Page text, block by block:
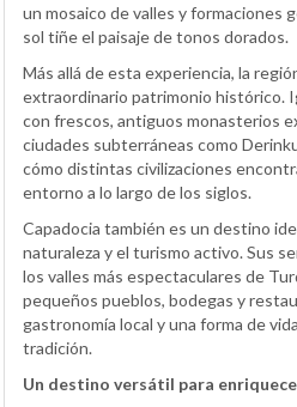
un mosaico de valles y formaciones
sol tiñe el paisaje de tonos dorados.
Más allá de esta experiencia, la
extraordinario patrimonio histórico.
con frescos, antiguos monasterios
ciudades subterráneas como
cómo distintas civilizaciones
entorno a lo largo de los siglos.
Capadocia también es un destino
naturaleza y el turismo activo. Sus
los valles más espectaculares de
pequeños pueblos, bodegas y
gastronomía local y una forma de
tradición.
Un destino versátil para